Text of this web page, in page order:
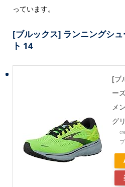
っています。
[ブルックス] ランニングシ
ト 14
[ブ
ー
メ
グ